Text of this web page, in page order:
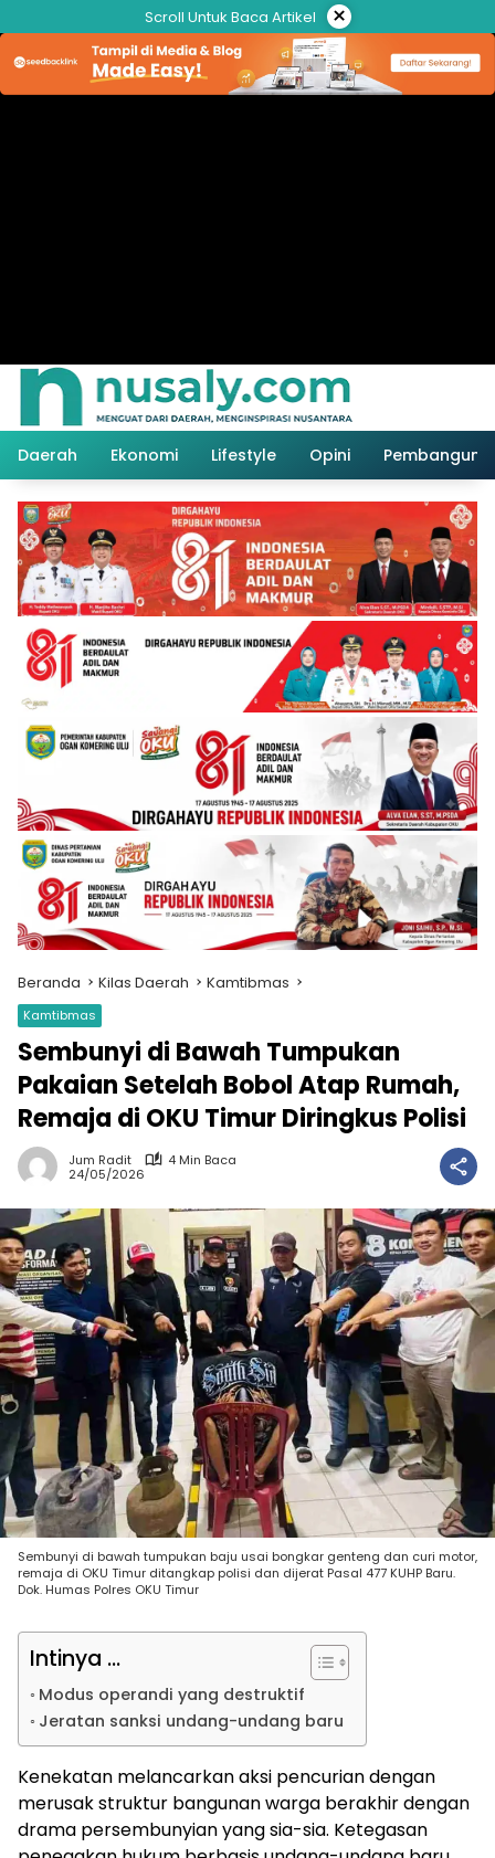
ke
konten
Scroll Untuk Baca Artikel ×
Daerah Ekonomi Lifestyle Opini
Beranda Kilas Daerah Kamtibmas
Kamtibmas
Sembunyi di Bawah Tumpukan
Pakaian Setelah Bobol Atap Rumah,
Remaja di OKU Timur Diringkus Polisi
Jum Radit
4 Min Baca
24/05/2026
Sembunyi di bawah tumpukan baju usai bongkar genteng dan curi motor,
remaja di OKU Timur ditangkap polisi dan dijerat Pasal 477 KUHP Baru.
Dok. Humas Polres OKU Timur
Intinya ...
Modus operandi yang destruktif
Jeratan sanksi undang-undang baru
Kenekatan melancarkan aksi pencurian dengan
merusak struktur bangunan warga berakhir dengan
drama persembunyian yang sia-sia. Ketegasan